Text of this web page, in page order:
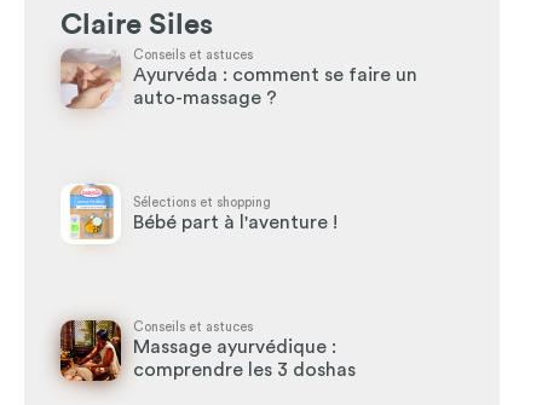
Claire Siles
Conseils et astuces
Ayurvéda : comment se faire un
auto-massage ?
Sélections et shopping
Bébé part à l'aventure !
Conseils et astuces
Massage ayurvédique :
comprendre les 3 doshas